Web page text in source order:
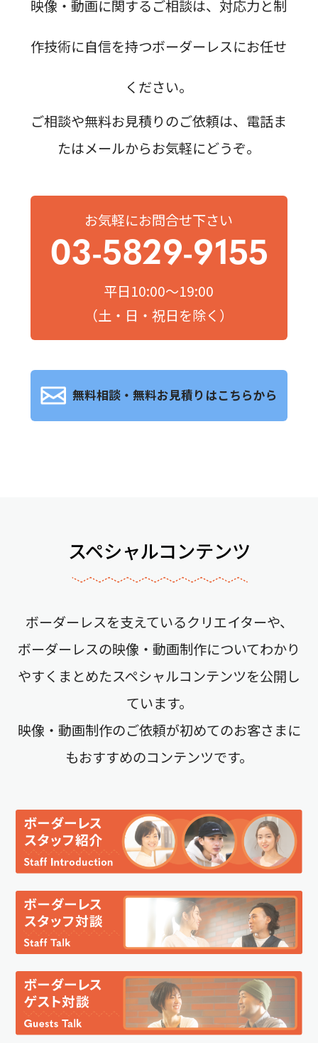
映像・動画に関するご相談は、対応力と制
作技術に自信を持つボーダーレスにお任せ
ください。
ご相談や無料お見積りのご依頼は、電話ま
たはメールからお気軽にどうぞ。
お気軽にお問合せ下さい
03-5829-9155
平日10:00～19:00
（土・日・祝日を除く）
無料相談・無料お見積りはこちらから
スペシャルコンテンツ
ボーダーレスを支えているクリエイターや、
ボーダーレスの映像・動画制作についてわかり
やすくまとめたスペシャルコンテンツを公開し
ています。
映像・動画制作のご依頼が初めてのお客さまに
もおすすめのコンテンツです。